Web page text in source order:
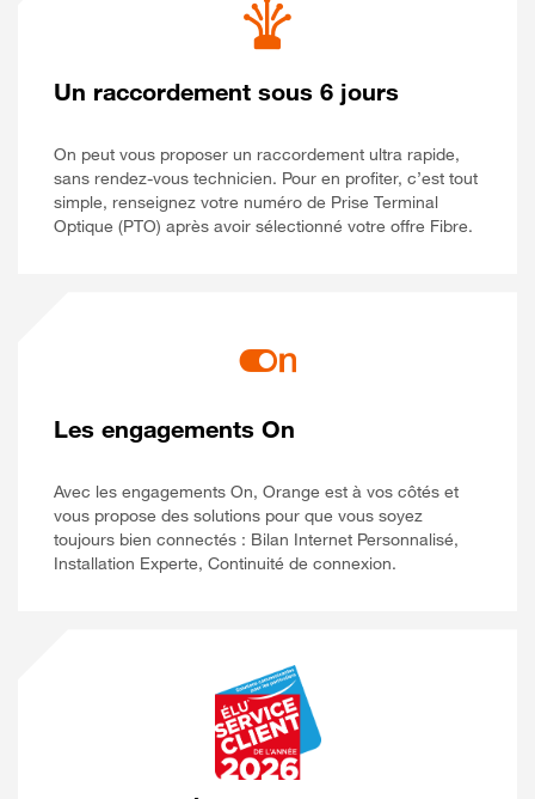
Un raccordement sous 6 jours
On peut vous proposer un raccordement ultra rapide,
sans rendez-vous technicien. Pour en profiter, c’est tout
simple, renseignez votre numéro de Prise Terminal
Optique (PTO) après avoir sélectionné votre offre Fibre.
Les engagements On
Avec les engagements On, Orange est à vos côtés et
vous propose des solutions pour que vous soyez
toujours bien connectés : Bilan Internet Personnalisé,
Installation Experte, Continuité de connexion.